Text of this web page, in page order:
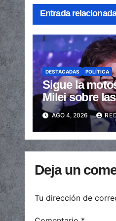
Entrada relacionada
DESTACADAS POLÍTICA
Sigue la
Milei sobre las
provincias:
caída de las
automáticas
AGO 4, 2026
Deja un
Tu dirección de